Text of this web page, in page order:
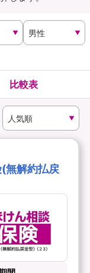
ま向け
専用保険
比較表
解約払戻